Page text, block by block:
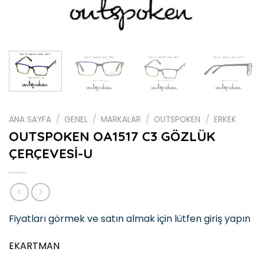
ANA SAYFA / GENEL / MARKALAR / OUTSPOKEN / ERKEK
OUTSPOKEN OA1517 C3 GÖZLÜK
ÇERÇEVESİ-U
Fiyatları görmek ve satın almak için lütfen giriş yapın
EKARTMAN